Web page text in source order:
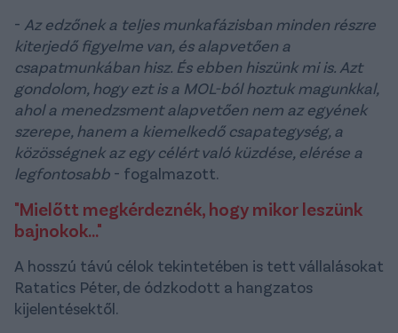
- Az edzőnek a teljes munkafázisban minden részre
kiterjedő figyelme van, és alapvetően a
csapatmunkában hisz. És ebben hiszünk mi is. Azt
gondolom, hogy ezt is a MOL-ból hoztuk magunkkal,
ahol a menedzsment alapvetően nem az egyének
szerepe, hanem a kiemelkedő csapategység, a
közösségnek az egy célért való küzdése, elérése a
legfontosabb - fogalmazott.
"Mielőtt megkérdeznék, hogy mikor leszünk
bajnokok..."
A hosszú távú célok tekintetében is tett vállalásokat
Ratatics Péter, de ódzkodott a hangzatos
kijelentésektől.